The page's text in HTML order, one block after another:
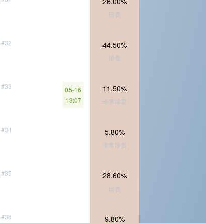
珍贵
#32 44.50%
珍贵
#33
05-16
13:07
11.50%
非常珍贵
#34 5.80%
非常珍贵
#35 28.60%
珍贵
#36 9.80%